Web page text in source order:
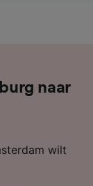
naar
wilt